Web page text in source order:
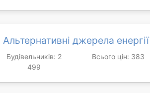
Альтернативні джерела енергії
Будівельників: 2
499
Всього цін: 383